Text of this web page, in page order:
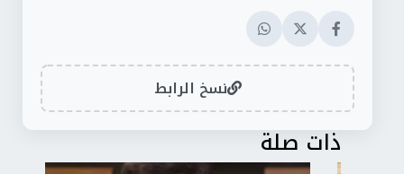
نسخ الرابط
ذات صلة